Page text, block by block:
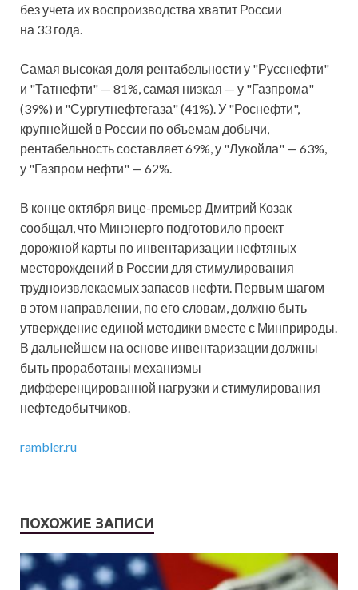
без учета их воспроизводства хватит России
на 33 года.
Самая высокая доля рентабельности у "Русснефти"
и "Татнефти" — 81%, самая низкая — у "Газпрома"
(39%) и "Сургутнефтегаза" (41%). У "Роснефти",
крупнейшей в России по объемам добычи,
рентабельность составляет 69%, у "Лукойла" — 63%,
у "Газпром нефти" — 62%.
В конце октября вице-премьер Дмитрий Козак
сообщал, что Минэнерго подготовило проект
дорожной карты по инвентаризации нефтяных
месторождений в России для стимулирования
трудноизвлекаемых запасов нефти. Первым шагом
в этом направлении, по его словам, должно быть
утверждение единой методики вместе с Минприроды.
В дальнейшем на основе инвентаризации должны
быть проработаны механизмы
дифференцированной нагрузки и стимулирования
нефтедобытчиков.
rambler.ru
ПОХОЖИЕ ЗАПИСИ